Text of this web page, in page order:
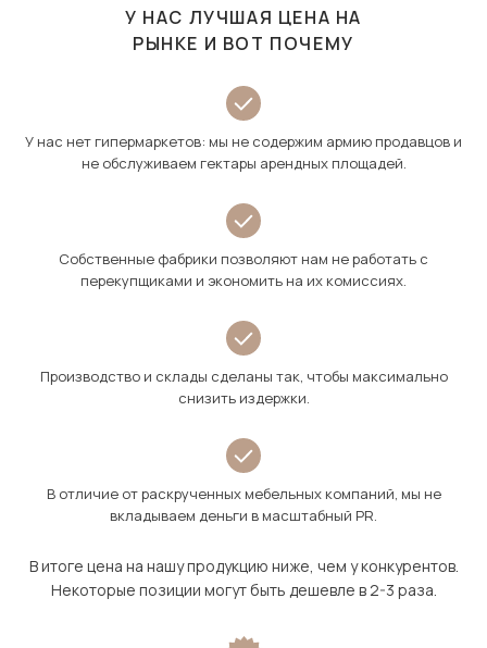
У НАС ЛУЧШАЯ ЦЕНА НА
РЫНКЕ И ВОТ ПОЧЕМУ
У нас нет гипермаркетов: мы не содержим армию продавцов и
не обслуживаем гектары арендных площадей.
Собственные фабрики позволяют нам не работать с
перекупщиками и экономить на их комиссиях.
Производство и склады сделаны так, чтобы максимально
снизить издержки.
В отличие от раскрученных мебельных компаний, мы не
вкладываем деньги в масштабный PR.
В итоге цена на нашу продукцию ниже, чем у конкурентов.
Некоторые позиции могут быть дешевле в 2-3 раза.